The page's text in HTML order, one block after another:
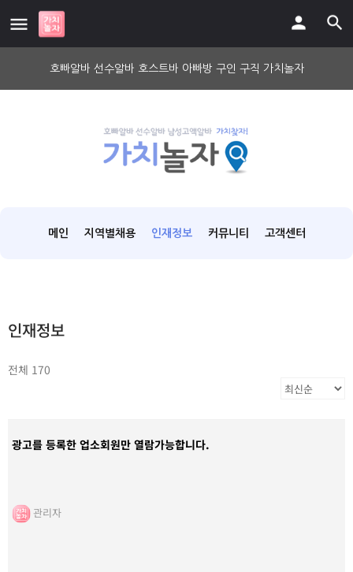
호빠알바 선수알바 호스트바 아빠방 구인 구직 가치놀자
메인 지역별채용 인재정보 커뮤니티 고객센터
인재정보
전체 170
광고를 등록한 업소회원만 열람가능합니다.
관리자